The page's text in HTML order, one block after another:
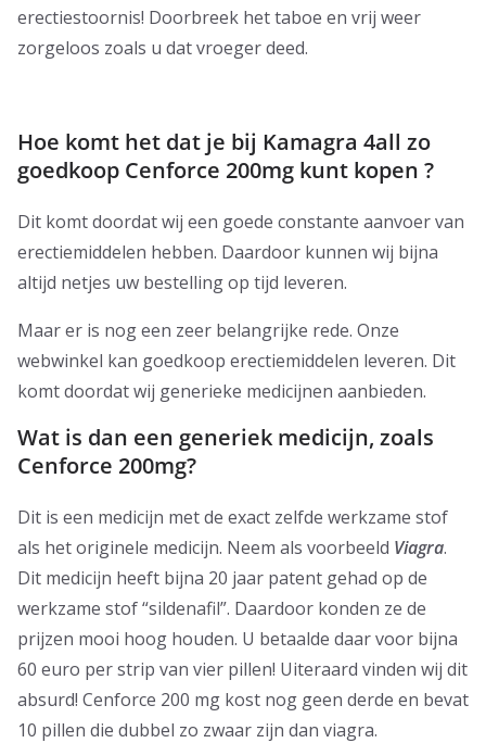
erectiestoornis! Doorbreek het taboe en vrij weer
zorgeloos zoals u dat vroeger deed.
Hoe komt het dat je bij Kamagra 4all zo
goedkoop Cenforce 200mg kunt kopen ?
Dit komt doordat wij een goede constante aanvoer van
erectiemiddelen hebben. Daardoor kunnen wij bijna
altijd netjes uw bestelling op tijd leveren.
Maar er is nog een zeer belangrijke rede. Onze
webwinkel kan goedkoop erectiemiddelen leveren. Dit
komt doordat wij generieke medicijnen aanbieden.
Wat is dan een generiek medicijn, zoals
Cenforce 200mg?
Dit is een medicijn met de exact zelfde werkzame stof
als het originele medicijn. Neem als voorbeeld Viagra.
Dit medicijn heeft bijna 20 jaar patent gehad op de
werkzame stof “sildenafil”. Daardoor konden ze de
prijzen mooi hoog houden. U betaalde daar voor bijna
60 euro per strip van vier pillen! Uiteraard vinden wij dit
absurd! Cenforce 200 mg kost nog geen derde en bevat
10 pillen die dubbel zo zwaar zijn dan viagra.